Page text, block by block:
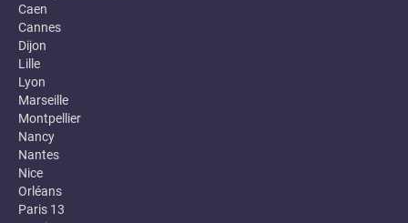
Caen
Cannes
Dijon
Lille
Lyon
Marseille
Montpellier
Nancy
Nantes
Nice
Orléans
Paris 13